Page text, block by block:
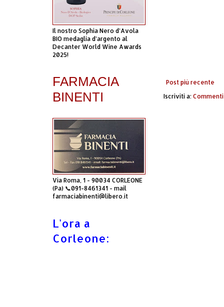
Post più recente
Iscriviti a:
Il nostro Sophia Nero d’Avola
BIO medaglia d’argento al
Decanter World Wine Awards
2025!
FARMACIA
BINENTI
Via Roma, 1 - 90034 CORLEONE
(Pa) 📞091-8461341 - mail
farmaciabinenti@libero.it
L'ora a
Corleone: